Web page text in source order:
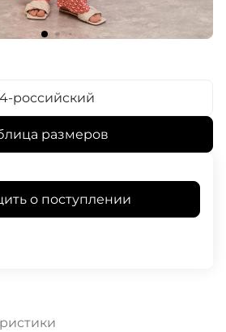
российский
размеров
о поступлении